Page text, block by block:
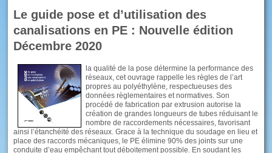
Le guide pose et d’utilisation des
canalisations en PE : Nouvelle édition
Décembre 2020
la qualité de la pose détermine la performance des
réseaux, cet ouvrage rappelle les règles de l’art
propres au polyéthylène, respectueuses des
données règlementaires et normatives. Son
procédé de fabrication par extrusion autorise la
création de grandes longueurs de tubes réduisant le
nombre de raccordements nécessaires, favorisant
ainsi l’étanchéité des réseaux. Grace à la technique du soudage en lieu et
place des raccords mécaniques, le PE élimine 90% des joints sur une
conduite d’eau empêchant tout déboitement possible. En soudant les